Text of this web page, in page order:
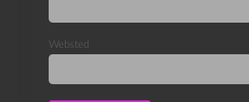
Websted